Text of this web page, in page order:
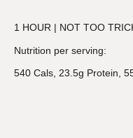
1 HOUR | NOT TOO
Nutrition per serving:
540 Cals, 23.5g Protein,